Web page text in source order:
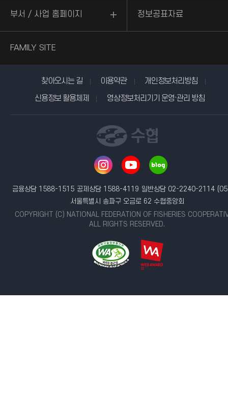
부서 / 사업 홈페이지 정보공표자료
FAMILY SITE
찾아오시는 길 이용약관
개인정보처리방침
신용정보 활용체제
영상정보처리기기 운영·관리 방침
금융상담 1588-1515 공제상담 1588-4119 일반상담 02-2240-2114
서울특별시 송파구 오금로 62 수협중앙회
COPYRIGHT (C) NATIONAL FEDERATION OF FISHERIES
ALL RIGHTS RESERVED.